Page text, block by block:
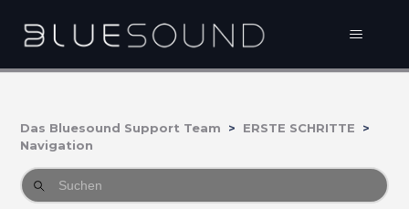
Das Bluesound Support Team
ERSTE SCHRITTE
Navigation